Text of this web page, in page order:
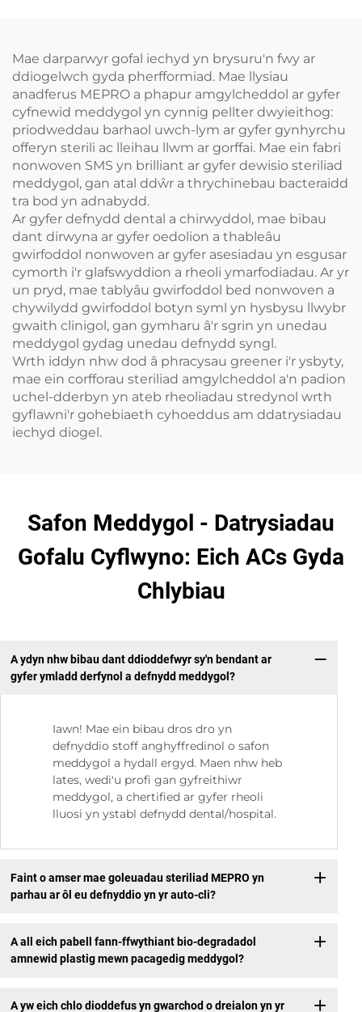
Mae darparwyr gofal iechyd yn brysuru'n fwy ar
ddiogelwch gyda pherfformiad. Mae llysiau
anadferus MEPRO a phapur amgylcheddol ar gyfer
cyfnewid meddygol yn cynnig pellter dwyieithog:
priodweddau barhaol uwch-lym ar gyfer gynhyrchu
offeryn sterili ac lleihau llwm ar gorffai. Mae ein fabri
nonwoven SMS yn brilliant ar gyfer dewisio steriliad
meddygol, gan atal ddŵr a thrychinebau bacteraidd
tra bod yn adnabydd.
Ar gyfer defnydd dental a chirwyddol, mae bibau
dant dirwyna ar gyfer oedolion a thableâu
gwirfoddol nonwoven ar gyfer asesiadau yn esgusar
cymorth i'r glafswyddion a rheoli ymarfodiadau. Ar yr
un pryd, mae tablyâu gwirfoddol bed nonwoven a
chywilydd gwirfoddol botyn syml yn hysbysu llwybr
gwaith clinigol, gan gymharu â'r sgrin yn unedau
meddygol gydag unedau defnydd syngl.
Wrth iddyn nhw dod â phracysau greener i'r ysbyty,
mae ein corfforau steriliad amgylcheddol a'n padion
uchel-dderbyn yn ateb rheoliadau stredynol wrth
gyflawni'r gohebiaeth cyhoeddus am ddatrysiadau
iechyd diogel.
Safon Meddygol - Datrysiadau
Gofalu Cyflwyno: Eich ACs Gyda
Chlybiau
A ydyn nhw bibau dant ddioddefwyr sy'n bendant ar
gyfer ymladd derfynol a defnydd meddygol?
Iawn! Mae ein bibau dros dro yn
defnyddio stoff anghyffredinol o safon
meddygol a hydall ergyd. Maen nhw heb
lates, wedi'u profi gan gyfreithiwr
meddygol, a chertified ar gyfer rheoli
lluosi yn ystabl defnydd dental/hospital.
Faint o amser mae goleuadau steriliad MEPRO yn
parhau ar ôl eu defnyddio yn yr auto-cli?
A all eich pabell fann-ffwythiant bio-degradadol
amnewid plastig mewn pacagedig meddygol?
A yw eich chlo dioddefus yn gwarchod o dreialon yn yr